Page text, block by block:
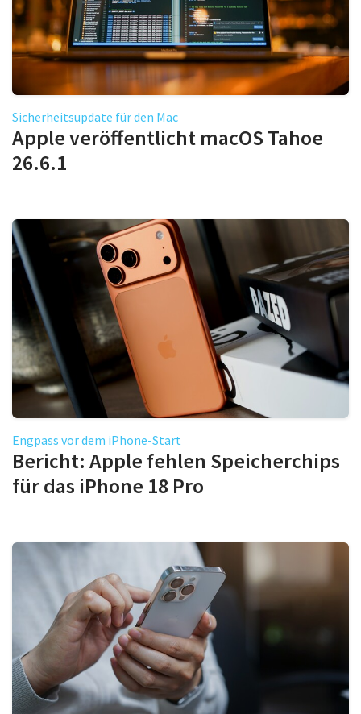
Sicherheitsupdate für den Mac
Apple veröffentlicht macOS Tahoe
26.6.1
Engpass vor dem iPhone-Start
Bericht: Apple fehlen Speicherchips
für das iPhone 18 Pro